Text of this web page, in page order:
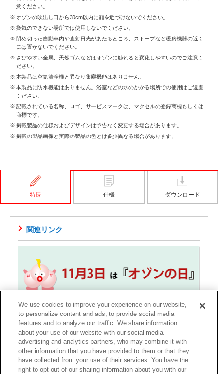
意ください。
オゾンの吹出し口から30cm以内に顔を近づけないでください。
換気のできない場所では使用しないでください。
閉め切った自動車内や直射日光があたるところ、ストーブなど暖房機器の近く
には置かないでください。
さびやすい金属、天然ゴムなどはオゾンに触れると変化しやすいのでご注意く
ださい。
本製品は空気清浄機と異なり集塵機能はありません。
本製品に防水機能はありません。浴室などの水のかかる場所での使用はご遠慮
ください。
記載されている名称、ロゴ、サービスマークは、マクセルの登録商標もしくは
商標です。
掲載製品の仕様およびデザインは予告なく変更する場合があります。
掲載の製品画像と実際の製品の色とは多少異なる場合があります。
特長 仕様 ダウンロード
関連リンク
日本医療・環境オゾン学会 監修サイト[PDF 792KB]
11月3日は「オゾンの日」
1103＝いいオゾン。11月3日は「オゾンの日」記念日です。
We use cookies to improve your experience on our website,
to personalize content and ads, to provide social media
features and to analyze our traffic. We share information
about your use of our website with our social media,
advertising and analytics partners, who may combine it with
other information that you have provided to them or that they
have collected from your use of their services. You have the
right to opt-out of our sharing information about you with our